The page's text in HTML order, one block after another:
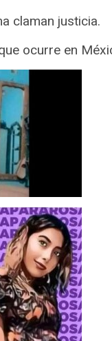
claman justicia.
ocurre en